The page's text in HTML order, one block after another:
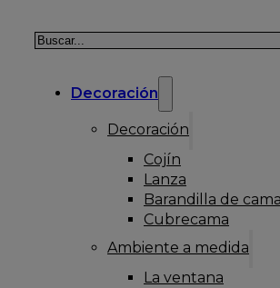
Buscar
Decoración
Decoración
Cojín
Lanza
Barandilla de cama
Cubrecama
Ambiente a medida
La ventana